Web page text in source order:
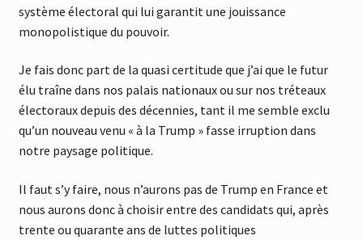
système électoral qui lui garantit une jouissance
monopolistique du pouvoir.
Je fais donc part de la quasi certitude que j’ai que le futur
élu traîne dans nos palais nationaux ou sur nos tréteaux
électoraux depuis des décennies, tant il me semble exclu
qu’un nouveau venu « à la Trump » fasse irruption dans
notre paysage politique.
Il faut s’y faire, nous n’aurons pas de Trump en France et
nous aurons donc à choisir entre des candidats qui, après
trente ou quarante ans de luttes politiques